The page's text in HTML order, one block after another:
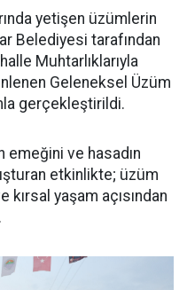
yetişen üzümlerin
Belediyesi tarafından
Muhtarlıklarıyla
Geleneksel Üzüm
gerçekleştirildi.
emeğini ve hasadın
etkinlikte; üzüm
yaşam açısından